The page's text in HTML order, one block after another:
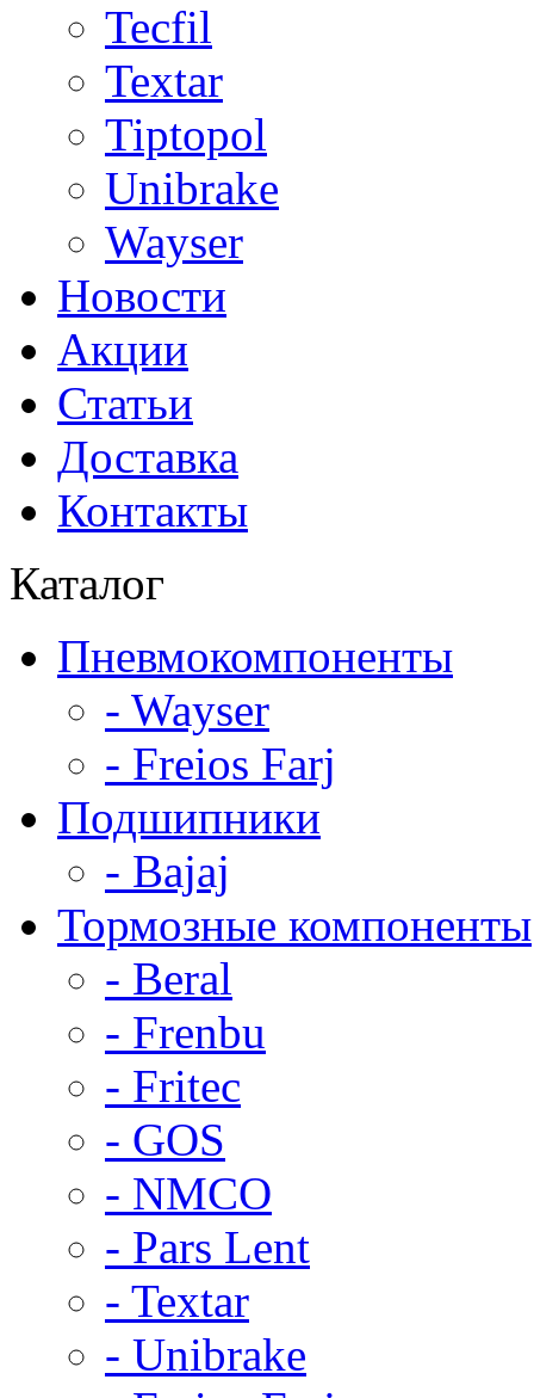
Tecfil
Textar
Tiptopol
Unibrake
Wayser
Новости
Акции
Статьи
Доставка
Контакты
Каталог
Пневмокомпоненты
- Wayser
- Freios Farj
Подшипники
- Bajaj
Тормозные компоненты
- Beral
- Frenbu
- Fritec
- GOS
- NMCO
- Pars Lent
- Textar
- Unibrake